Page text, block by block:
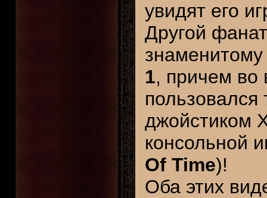
увидят его
Другой
1, причем во
пользовался
джойстиком
консольной
Of Time)!
Оба этих